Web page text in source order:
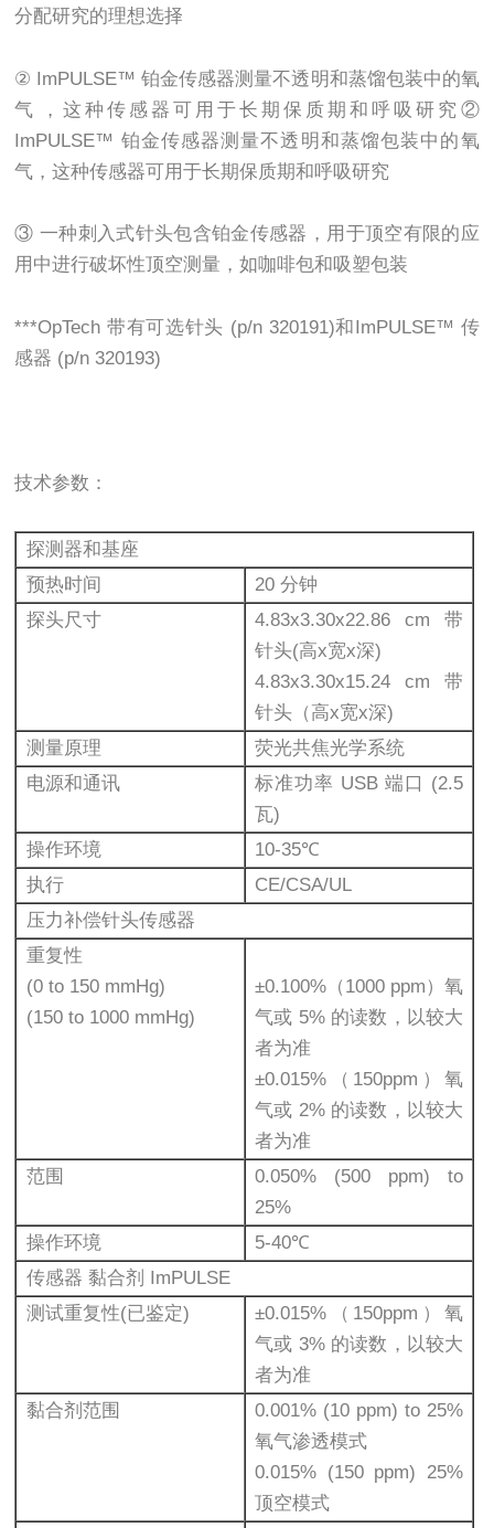
分配研究的理想选择
② ImPULSE™ 铂金传感器测量不透明和蒸馏包装中的氧
气，这种传感器可用于长期保质期和呼吸研究②
ImPULSE™ 铂金传感器测量不透明和蒸馏包装中的氧
气，这种传感器可用于长期保质期和呼吸研究
③ 一种刺入式针头包含铂金传感器，用于顶空有限的应
用中进行破坏性顶空测量，如咖啡包和吸塑包装
***OpTech 带有可选针头 (p/n 320191)和ImPULSE™ 传
感器 (p/n 320193)
技术参数：
探测器和基座
预热时间
20 分钟
探头尺寸
4.83x3.30x22.86 cm 带
针头(高x宽x深)
4.83x3.30x15.24 cm 带
针头（高x宽x深)
测量原理
荧光共焦光学系统
电源和通讯
标准功率 USB 端口 (2.5
瓦)
操作环境
10-35℃
执行
CE/CSA/UL
压力补偿针头传感器
重复性
(0 to 150 mmHg)
(150 to 1000 mmHg)
±0.100%（1000 ppm）氧
气或 5% 的读数，以较大
者为准
±0.015%（150ppm）氧
气或 2% 的读数，以较大
者为准
范围
0.050% (500 ppm) to
25%
操作环境
5-40℃
传感器 黏合剂 ImPULSE
测试重复性(已鉴定)
±0.015%（150ppm）氧
气或 3% 的读数，以较大
者为准
黏合剂范围
0.001% (10 ppm) to 25%
氧气渗透模式
0.015% (150 ppm) 25%
顶空模式